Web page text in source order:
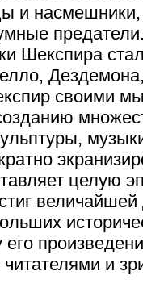
и насмешники,
Шекспира
своими
целую
и